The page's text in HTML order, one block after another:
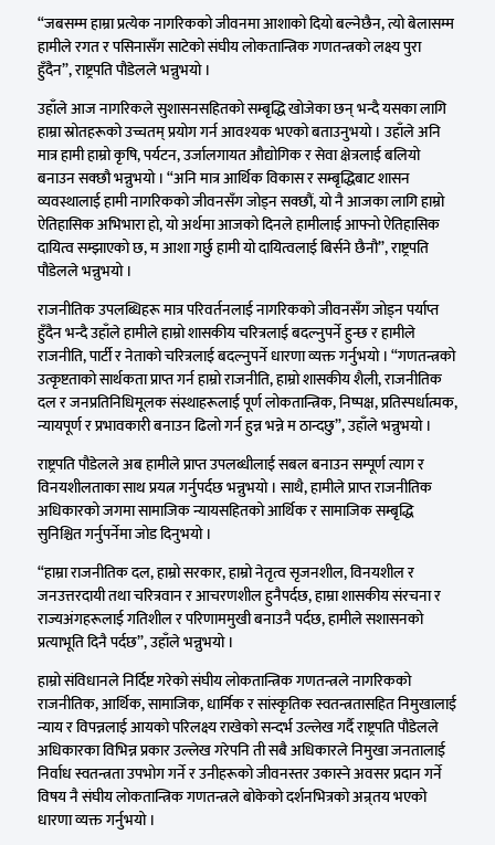
“जबसम्म हाम्रा प्रत्येक नागरिकको जीवनमा आशाको दियो बल्नेछैन, त्यो बेलासम्म
हामीले रगत र पसिनासँग साटेको संघीय लोकतान्त्रिक गणतन्त्रको लक्ष्य पुरा
हुँदैन”, राष्ट्रपति पौडेलले भन्नुभयो ।
उहाँले आज नागरिकले सुशासनसहितको सम्बृद्धि खोजेका छन् भन्दै यसका लागि
हाम्रा स्रोतहरूको उच्चतम् प्रयोग गर्न आवश्यक भएको बताउनुभयो । उहाँले अनि
मात्र हामी हाम्रो कृषि, पर्यटन, उर्जालगायत औद्योगिक र सेवा क्षेत्रलाई बलियो
बनाउन सक्छौ भन्नुभयो । “अनि मात्र आर्थिक विकास र सम्बृद्धिबाट शासन
व्यवस्थालाई हामी नागरिकको जीवनसँग जोड्न सक्छौं, यो नै आजका लागि हाम्रो
ऐतिहासिक अभिभारा हो, यो अर्थमा आजको दिनले हामीलाई आफ्नो ऐतिहासिक
दायित्व सम्झाएको छ, म आशा गर्छु हामी यो दायित्वलाई बिर्सने छैनौ”, राष्ट्रपति
पौडेलले भन्नुभयो ।
राजनीतिक उपलब्धिहरू मात्र परिवर्तनलाई नागरिकको जीवनसँग जोड्न पर्याप्त
हुँदैन भन्दै उहाँले हामीले हाम्रो शासकीय चरित्रलाई बदल्नुपर्ने हुन्छ र हामीले
राजनीति, पार्टी र नेताको चरित्रलाई बदल्नुपर्ने धारणा व्यक्त गर्नुभयो । “गणतन्त्रको
उत्कृष्टताको सार्थकता प्राप्त गर्न हाम्रो राजनीति, हाम्रो शासकीय शैली, राजनीतिक
दल र जनप्रतिनिधिमूलक संस्थाहरूलाई पूर्ण लोकतान्त्रिक, निष्पक्ष, प्रतिस्पर्धात्मक,
न्यायपूर्ण र प्रभावकारी बनाउन ढिलो गर्न हुन्न भन्ने म ठान्दछु”, उहाँले भन्नुभयो ।
राष्ट्रपति पौडेलले अब हामीले प्राप्त उपलब्धीलाई सबल बनाउन सम्पूर्ण त्याग र
विनयशीलताका साथ प्रयत्न गर्नुपर्दछ भन्नुभयो । साथै, हामीले प्राप्त राजनीतिक
अधिकारको जगमा सामाजिक न्यायसहितको आर्थिक र सामाजिक सम्बृद्धि
सुनिश्चित गर्नुपर्नेमा जोड दिनुभयो ।
“हाम्रा राजनीतिक दल, हाम्रो सरकार, हाम्रो नेतृत्व सृजनशील, विनयशील र
जनउत्तरदायी तथा चरित्रवान र आचरणशील हुनैपर्दछ, हाम्रा शासकीय संरचना र
राज्यअंगहरूलाई गतिशील र परिणाममुखी बनाउनै पर्दछ, हामीले सशासनको
प्रत्याभूति दिनै पर्दछ”, उहाँले भन्नुभयो ।
हाम्रो संविधानले निर्दिष्ट गरेको संघीय लोकतान्त्रिक गणतन्त्रले नागरिकको
राजनीतिक, आर्थिक, सामाजिक, धार्मिक र सांस्कृतिक स्वतन्त्रतासहित निमुखालाई
न्याय र विपन्नलाई आयको परिलक्ष्य राखेको सन्दर्भ उल्लेख गर्दै राष्ट्रपति पौडेलले
अधिकारका विभिन्न प्रकार उल्लेख गरेपनि ती सबै अधिकारले निमुखा जनतालाई
निर्वाध स्वतन्त्रता उपभोग गर्ने र उनीहरूको जीवनस्तर उकास्ने अवसर प्रदान गर्ने
विषय नै संघीय लोकतान्त्रिक गणतन्त्रले बोकेको दर्शनभित्रको अन्र्तय भएको
धारणा व्यक्त गर्नुभयो ।